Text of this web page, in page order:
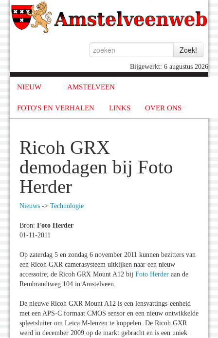
Bijgewerkt: 6 augustus 2026
NIEUW AMSTELVEEN
FOTO'S EN VERHALEN LINKS OVER ONS
Ricoh GRX
demodagen bij Foto
Herder
Nieuws -> Technologie
Bron: Foto Herder
01-11-2011
Op zaterdag 5 en zondag 6 november 2011 kunnen bezitters van
een Ricoh GXR camerasysteem uitkijken naar een nieuw
accessoire; de Ricoh GRX Mount A12 bij Foto Herder aan de
Rembrandtweg 104 in Amstelveen.
De nieuwe Ricoh GXR Mount A12 is een lensvattings-eenheid
met een APS-C formaat CMOS sensor en een nieuw ontwikkelde
spleetsluiter om Leica M-lenzen te koppelen. De Ricoh GXR
werd in december 2009 op de markt gebracht en is een uniek